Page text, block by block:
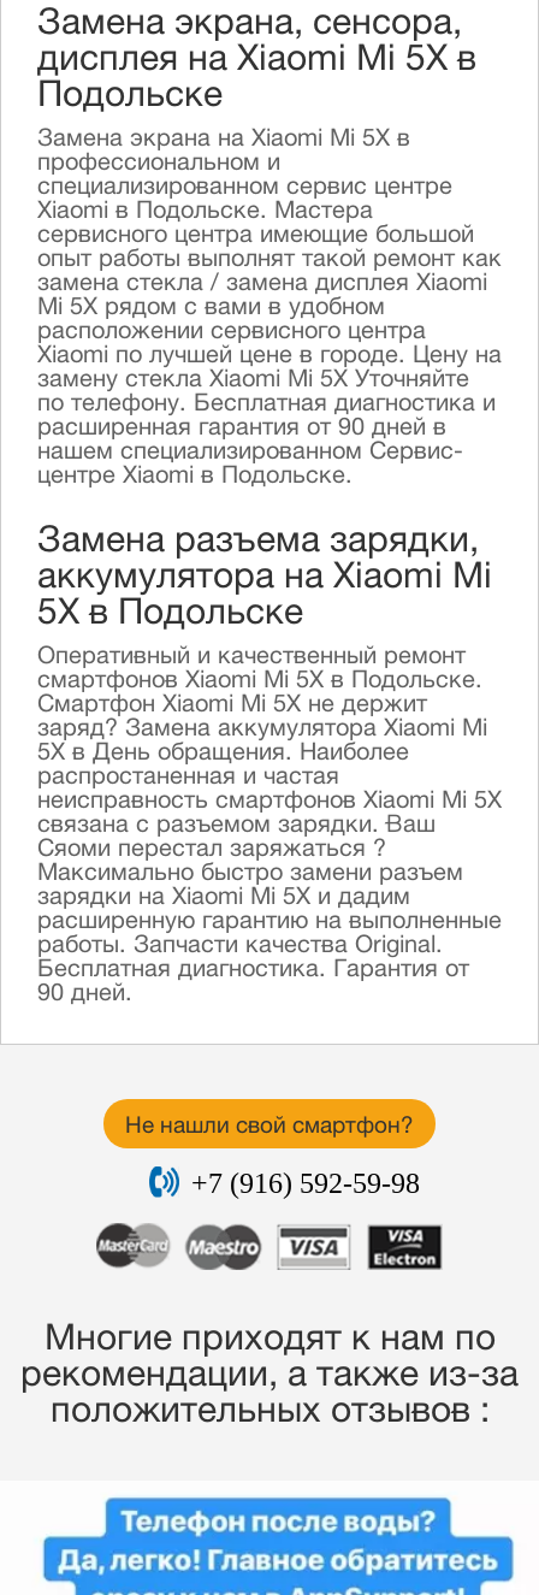
Замена экрана, сенсора,
дисплея на Xiaomi Mi 5X в
Подольске
Замена экрана на Xiaomi Mi 5X в
профессиональном и
специализированном сервис центре
Xiaomi в Подольске. Мастера
сервисного центра имеющие большой
опыт работы выполнят такой ремонт как
замена стекла / замена дисплея Xiaomi
Mi 5X рядом с вами в удобном
расположении сервисного центра
Xiaomi по лучшей цене в городе. Цену на
замену стекла Xiaomi Mi 5X Уточняйте
по телефону. Бесплатная диагностика и
расширенная гарантия от 90 дней в
нашем специализированном Сервис-
центре Xiaomi в Подольске.
Замена разъема зарядки,
аккумулятора на Xiaomi Mi
5X в Подольске
Оперативный и качественный ремонт
смартфонов Xiaomi Mi 5X в Подольске.
Смартфон Xiaomi Mi 5X не держит
заряд? Замена аккумулятора Xiaomi Mi
5X в День обращения. Наиболее
распростаненная и частая
неисправность смартфонов Xiaomi Mi 5X
связана с разъемом зарядки. Ваш
Сяоми перестал заряжаться ?
Максимально быстро замени разъем
зарядки на Xiaomi Mi 5X и дадим
расширенную гарантию на выполненные
работы. Запчасти качества Original.
Бесплатная диагностика. Гарантия от
90 дней.
Не нашли свой смартфон?
+7 (916) 592-59-98
Многие приходят к нам по
рекомендации, a также из-за
положительных отзывов :